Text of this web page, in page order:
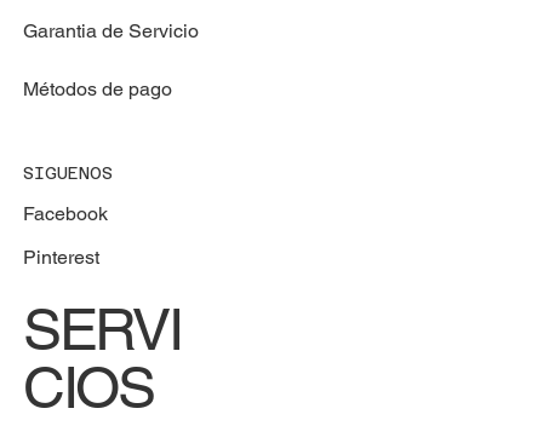
Garantia de Servicio
Métodos de pago
SIGUENOS
Facebook
Pinterest
SERVI
CIOS